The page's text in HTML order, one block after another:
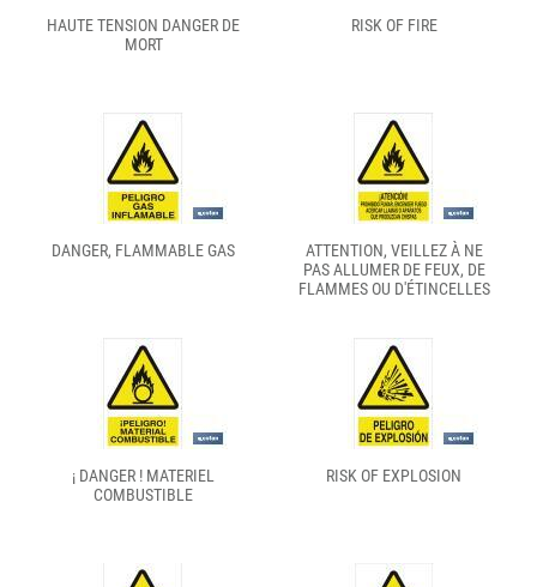
HAUTE TENSION DANGER DE
MORT
RISK OF FIRE
DANGER, FLAMMABLE GAS
ATTENTION, VEILLEZ À NE
PAS ALLUMER DE FEUX, DE
FLAMMES OU D'ÉTINCELLES
¡ DANGER ! MATERIEL
COMBUSTIBLE
RISK OF EXPLOSION